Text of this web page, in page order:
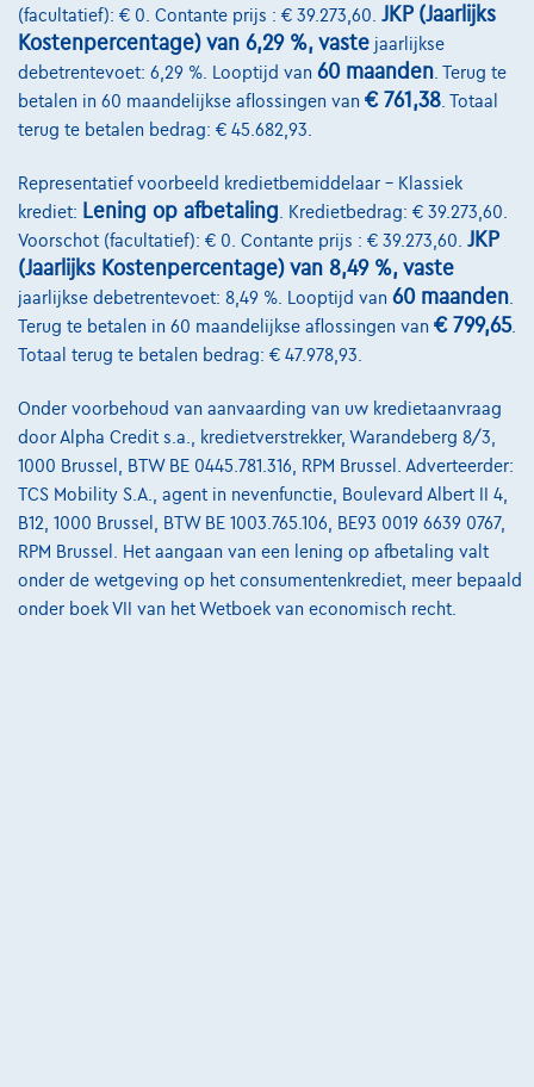
(facultatief): € 0. Contante prijs : € 39.273,60. JKP (Jaarlijks
Kostenpercentage) van 6,29 %, vaste jaarlijkse
debetrentevoet: 6,29 %. Looptijd van 60 maanden. Terug te
betalen in 60 maandelijkse aflossingen van € 761,38. Totaal
terug te betalen bedrag: € 45.682,93.
Representatief voorbeeld kredietbemiddelaar – Klassiek
krediet: Lening op afbetaling. Kredietbedrag: € 39.273,60.
Voorschot (facultatief): € 0. Contante prijs : € 39.273,60. JKP
(Jaarlijks Kostenpercentage) van 8,49 %, vaste
jaarlijkse debetrentevoet: 8,49 %. Looptijd van 60 maanden.
Terug te betalen in 60 maandelijkse aflossingen van € 799,65.
Totaal terug te betalen bedrag: € 47.978,93.
Onder voorbehoud van aanvaarding van uw kredietaanvraag
door Alpha Credit s.a., kredietverstrekker, Warandeberg 8/3,
1000 Brussel, BTW BE 0445.781.316, RPM Brussel. Adverteerder:
TCS Mobility S.A., agent in nevenfunctie, Boulevard Albert II 4,
B12, 1000 Brussel, BTW BE 1003.765.106, BE93 0019 6639 0767,
RPM Brussel. Het aangaan van een lening op afbetaling valt
onder de wetgeving op het consumentenkrediet, meer bepaald
onder boek VII van het Wetboek van economisch recht.
Financiering
Autoverzekering
Lease en persoonlijke lease
Over Ons
Word klant
Wie zijn we
Kwaliteitscharter
Onze partners
Onze team
Contact